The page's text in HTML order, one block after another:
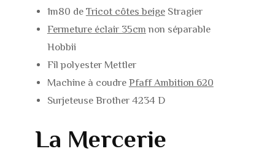
1m80 de Tricot côtes beigeStragier
Fermeture éclair 35cm non séparable
Hobbii
Fil polyester Mettler
Machine à coudre Pfaff Ambition 620
Surjeteuse Brother 4234 D
La Mercerie